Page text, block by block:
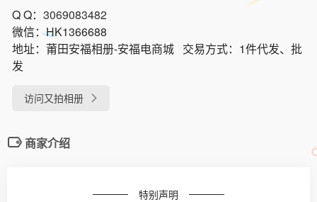
Q Q： 3069083482
微信：HK1366688
地址： 莆田安福相册-安福电商城 交易方式： 1件代发、批
发
访问又拍相册
商家介绍
特别声明